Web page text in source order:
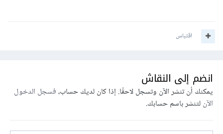
اقتباس
انضم إلى النقاش
يمكنك أن تنشر الآن وتسجل لاحقًا. إذا كان لديك حساب،فسجل الدخول
الآنلتنشر باسم حسابك.